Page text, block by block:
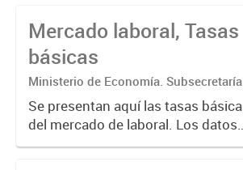
básicos del mercado de trabajo
tales como tasas generales...
Mercado laboral, Tasas
básicas
Ministerio de Economía. Subsecretaría
de Coordinación Económica y
Estadística. Dirección Provincial de
Estadística.
Se presentan aquí las tasas básicas
del mercado de laboral. Los datos
fueron calculados en base a la